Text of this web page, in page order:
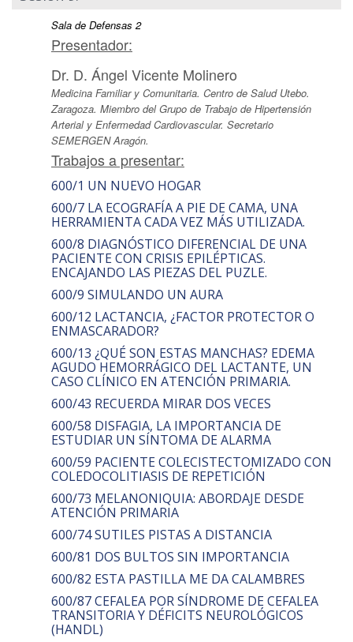
Sala de Defensas 2
Presentador:
Dr. D. Ángel Vicente Molinero
Medicina Familiar y Comunitaria. Centro de Salud Utebo.
Zaragoza. Miembro del Grupo de Trabajo de Hipertensión
Arterial y Enfermedad Cardiovascular. Secretario
SEMERGEN Aragón.
Trabajos a presentar:
600/1 UN NUEVO HOGAR
600/7 LA ECOGRAFÍA A PIE DE CAMA, UNA
HERRAMIENTA CADA VEZ MÁS UTILIZADA.
600/8 DIAGNÓSTICO DIFERENCIAL DE UNA
PACIENTE CON CRISIS EPILÉPTICAS.
ENCAJANDO LAS PIEZAS DEL PUZLE.
600/9 SIMULANDO UN AURA
600/12 LACTANCIA, ¿FACTOR PROTECTOR O
ENMASCARADOR?
600/13 ¿QUÉ SON ESTAS MANCHAS? EDEMA
AGUDO HEMORRÁGICO DEL LACTANTE, UN
CASO CLÍNICO EN ATENCIÓN PRIMARIA.
600/43 RECUERDA MIRAR DOS VECES
600/58 DISFAGIA, LA IMPORTANCIA DE
ESTUDIAR UN SÍNTOMA DE ALARMA
600/59 PACIENTE COLECISTECTOMIZADO CON
COLEDOCOLITIASIS DE REPETICIÓN
600/73 MELANONIQUIA: ABORDAJE DESDE
ATENCIÓN PRIMARIA
600/74 SUTILES PISTAS A DISTANCIA
600/81 DOS BULTOS SIN IMPORTANCIA
600/82 ESTA PASTILLA ME DA CALAMBRES
600/87 CEFALEA POR SÍNDROME DE CEFALEA
TRANSITORIA Y DÉFICITS NEUROLÓGICOS
(HANDL)